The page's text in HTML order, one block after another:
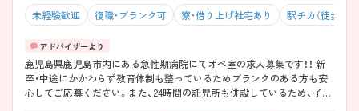
未経験歓迎 復職・ブランク可 寮・借り上げ社宅あり 駅チカ（徒歩10
鹿児島県鹿児島市内にある急性期病院にてオペ室の求人募集です！！ 新
卒・中途にかかわらず教育体制も整っているためブランクのある方も安
心してご応募ください。また、24時間の託児所も併設しているため、子育